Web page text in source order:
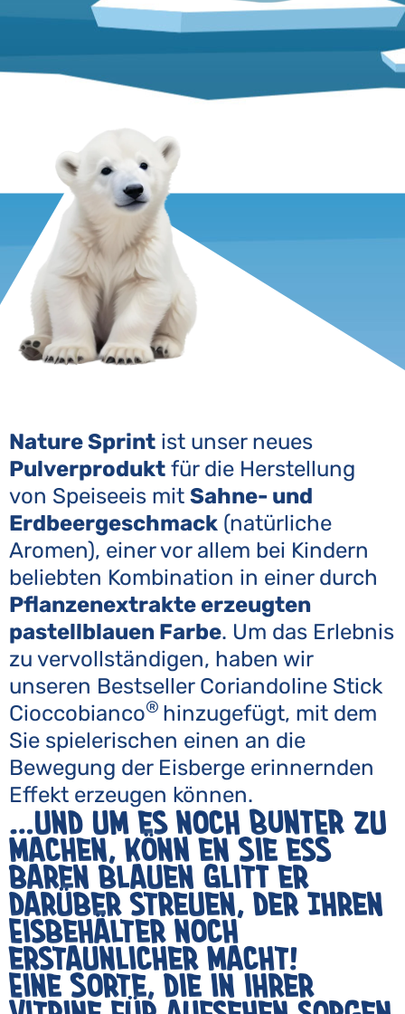
Nature Sprint ist unser neues
Pulverprodukt für die Herstellung
von Speiseeis mit Sahne- und
Erdbeergeschmack (natürliche
Aromen), einer vor allem bei Kindern
beliebten Kombination in einer durch
Pflanzenextrakte erzeugten
pastellblauen Farbe. Um das Erlebnis
zu vervollständigen, haben wir
unseren Bestseller Coriandoline Stick
Cioccobianco® hinzugefügt, mit dem
Sie spielerischen einen an die
Bewegung der Eisberge erinnernden
Effekt erzeugen können.
…und um es noch BUNTER zu
machen, könN en Sie esS
baren blauen GlitT er
darüber streuen, der Ihren
Eisbehälter noch
erstaunlicher macht!
Eine Sorte, die in ihrer